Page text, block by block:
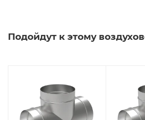
Подойдут к этому